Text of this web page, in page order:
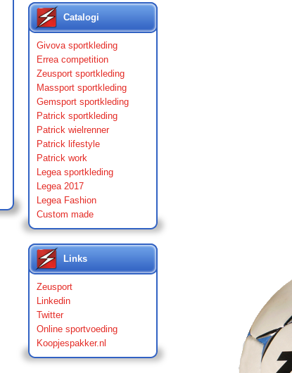
Catalogi
Givova sportkleding
Errea competition
Zeusport sportkleding
Massport sportkleding
Gemsport sportkleding
Patrick sportkleding
Patrick wielrenner
Patrick lifestyle
Patrick work
Legea sportkleding
Legea 2017
Legea Fashion
Custom made
Links
Zeusport
Linkedin
Twitter
Online sportvoeding
Koopjespakker.nl